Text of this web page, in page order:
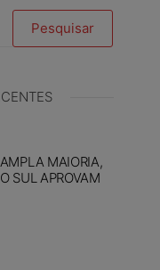
MAIORIA,
SUL APROVAM